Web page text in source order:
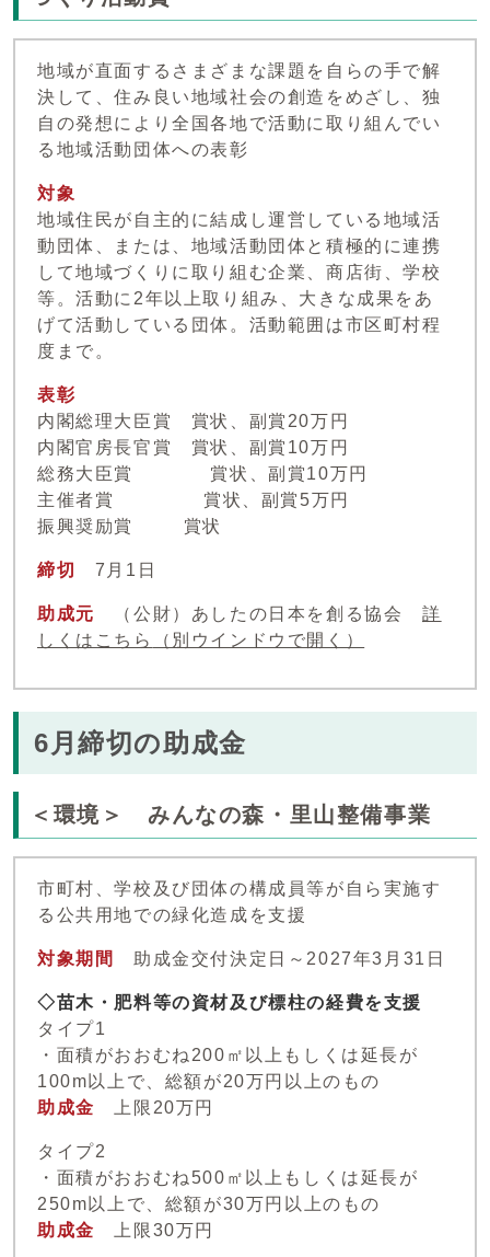
地域が直面するさまざまな課題を自らの手で解
決して、住み良い地域社会の創造をめざし、独
自の発想により全国各地で活動に取り組んでい
る地域活動団体への表彰
対象
地域住民が自主的に結成し運営している地域活
動団体、または、地域活動団体と積極的に連携
して地域づくりに取り組む企業、商店街、学校
等。活動に2年以上取り組み、大きな成果をあ
げて活動している団体。活動範囲は市区町村程
度まで。
表彰
内閣総理大臣賞 賞状、副賞20万円
内閣官房長官賞 賞状、副賞10万円
総務大臣賞 賞状、副賞10万円
主催者賞 賞状、副賞5万円
振興奨励賞 賞状
締切 7月1日
助成元 （公財）あしたの日本を創る協会詳
しくはこちら
（別ウインドウで開く）
6月締切の助成金
＜環境＞ みんなの森・里山整備事業
市町村、学校及び団体の構成員等が自ら実施す
る公共用地での緑化造成を支援
対象期間 助成金交付決定日～2027年3月31日
◇苗木・肥料等の資材及び標柱の経費を支援
タイプ1
・面積がおおむね200㎡以上もしくは延長が
100m以上で、総額が20万円以上のもの
助成金
上限20万円
タイプ2
・面積がおおむね500㎡以上もしくは延長が
250m以上で、総額が30万円以上のもの
助成金
上限30万円